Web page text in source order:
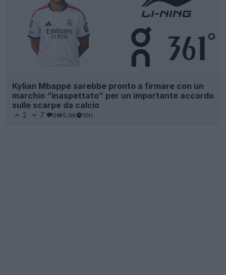
Kylian Mbappé sarebbe pronto a firmare con un
marchio “inaspettato” per un importante accordo
sulle scarpe da calcio
2 7 0 5.9K 10h